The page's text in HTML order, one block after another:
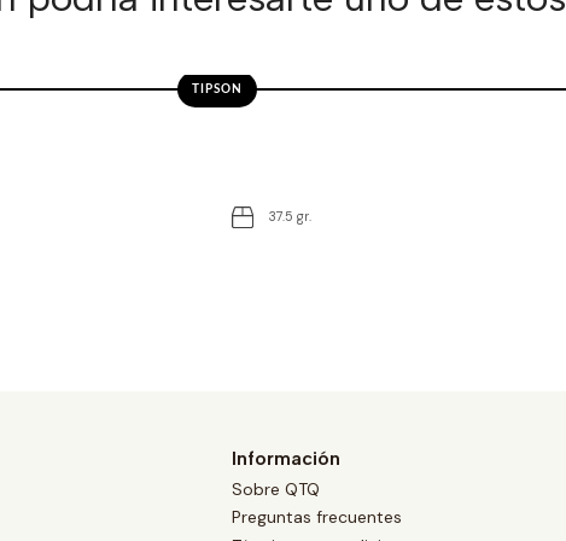
TIPSON
37.5 gr.
Información
Sobre QTQ
Preguntas frecuentes